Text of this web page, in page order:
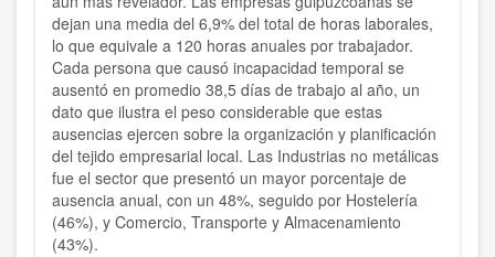
dejan una media del 6,9% del total de horas laborales,
lo que equivale a 120 horas anuales por trabajador.
Cada persona que causó incapacidad temporal se
ausentó en promedio 38,5 días de trabajo al año, un
dato que ilustra el peso considerable que estas
ausencias ejercen sobre la organización y planificación
del tejido empresarial local. Las Industrias no metálicas
fue el sector que presentó un mayor porcentaje de
ausencia anual, con un 48%, seguido por Hostelería
(46%), y Comercio, Transporte y Almacenamiento
(43%).